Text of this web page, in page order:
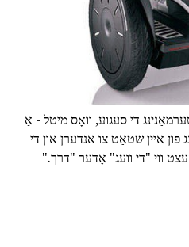
די סעגוע, וואָס מיטל - אַ
איין שטאַט צו אנדערן און די
ווי "די וועג" אָדער "דרך."